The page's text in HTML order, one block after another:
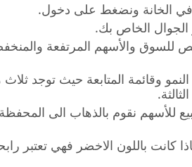
الخانة ونضغط على دخول.
الجوال الخاص بك.
والأسهم المرتفعة
وقائمة المتابعة حيث توجد ثلاث
للأسهم نقوم بالذهاب الى
كانت باللون الاخضر فهي تعتبر